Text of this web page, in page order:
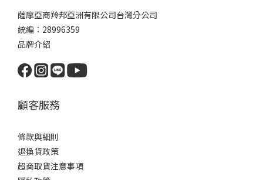
薩摩亞商羚邦亞洲有限公司台灣分公司
統編：28996359
品牌介紹
顧客服務
條款與細則
退換貨政策
超商取貨注意事項